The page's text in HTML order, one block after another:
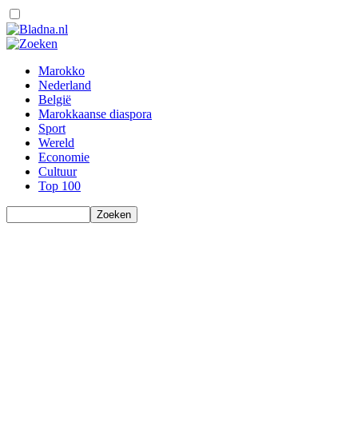
Marokko
Nederland
België
Marokkaanse diaspora
Sport
Wereld
Economie
Cultuur
Top 100